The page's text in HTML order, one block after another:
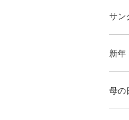
サン
新年
母の